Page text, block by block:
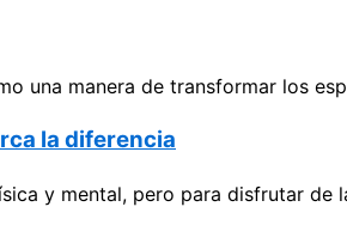
una manera de transformar los
la diferencia
y mental, pero para disfrutar